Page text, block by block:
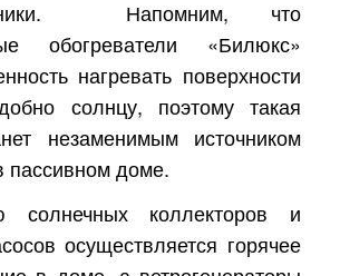
Напомним, что
обогреватели «Билюкс»
нагревать поверхности
солнцу, поэтому такая
незаменимым источником
пассивном доме.
коллекторов и
осуществляется горячее